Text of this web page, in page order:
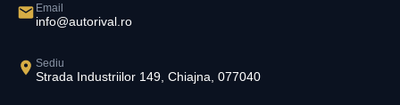
Email
info@autorival.ro
Sediu
Strada Industriilor 149, Chiajna, 077040